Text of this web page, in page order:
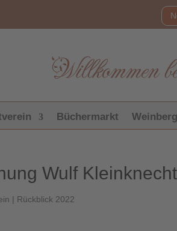
Büchermarkt
Wulf
| Rückblick 2022